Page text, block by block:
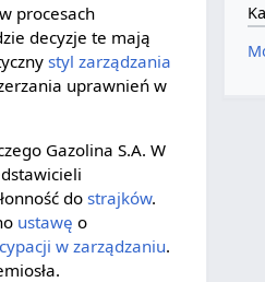
procesach
decyzje te mają
styl zarządzania
uprawnień w
Gazolina S.A. W
dostrajków.
ustawę o
w zarządzaniu.